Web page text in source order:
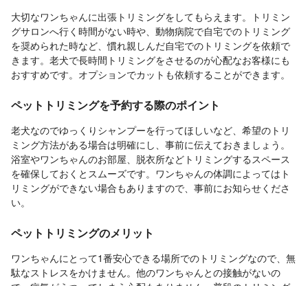
大切なワンちゃんに出張トリミングをしてもらえます。トリミン
グサロンへ行く時間がない時や、動物病院で自宅でのトリミング
を奨められた時など、慣れ親しんだ自宅でのトリミングを依頼で
きます。老犬で長時間トリミングをさせるのが心配なお客様にも
おすすめです。オプションでカットも依頼することができます。
ペットトリミングを予約する際のポイント
老犬なのでゆっくりシャンプーを行ってほしいなど、希望のトリ
ミング方法がある場合は明確にし、事前に伝えておきましょう。
浴室やワンちゃんのお部屋、脱衣所などトリミングするスペース
を確保しておくとスムーズです。ワンちゃんの体調によってはト
リミングができない場合もありますので、事前にお知らせくださ
い。
ペットトリミングのメリット
ワンちゃんにとって1番安心できる場所でのトリミングなので、無
駄なストレスをかけません。他のワンちゃんとの接触がないの